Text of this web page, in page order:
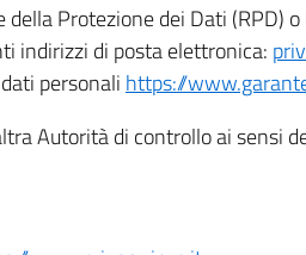
Protezione dei Dati (RPD)
indirizzi di posta elettronica:
personali https://
Autorità di controllo ai sensi